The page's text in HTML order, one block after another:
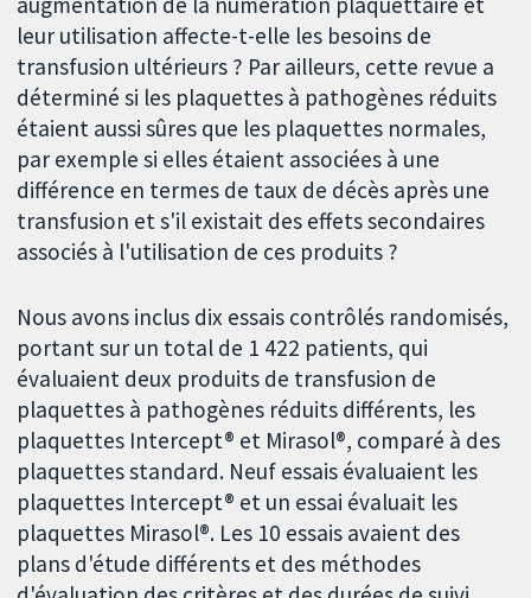
leur utilisation affecte-t-elle les besoins de
transfusion ultérieurs ? Par ailleurs, cette revue a
déterminé si les plaquettes à pathogènes réduits
étaient aussi sûres que les plaquettes normales,
par exemple si elles étaient associées à une
différence en termes de taux de décès après une
transfusion et s'il existait des effets secondaires
associés à l'utilisation de ces produits ?
Nous avons inclus dix essais contrôlés randomisés,
portant sur un total de 1 422 patients, qui
évaluaient deux produits de transfusion de
plaquettes à pathogènes réduits différents, les
plaquettes Intercept® et Mirasol®, comparé à des
plaquettes standard. Neuf essais évaluaient les
plaquettes Intercept® et un essai évaluait les
plaquettes Mirasol®. Les 10 essais avaient des
plans d'étude différents et des méthodes